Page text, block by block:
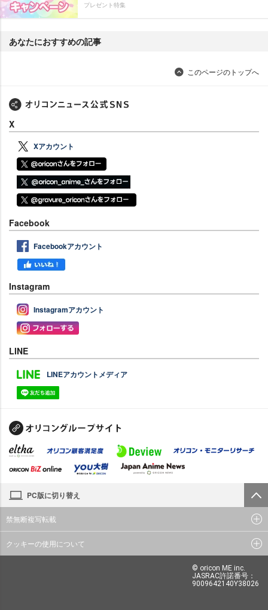
プレゼント特集
あなたにおすすめの記事
このページのトップへ
X
Xアカウント
Facebook
Facebookアカウント
Instagram
Instagramアカウント
LINE
LINEアカウントメディア
PC版に切り替え
禁無断複写転載
クッキーの使用について
© oricon ME inc.
JASRAC許諾番号：
9009642140Y38026